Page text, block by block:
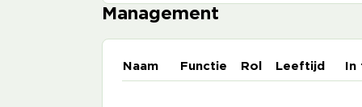
Management
Naam Functie Rol Leeftijd